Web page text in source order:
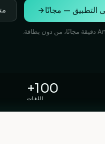
التطبيق — مجانًا
100+
اللغات